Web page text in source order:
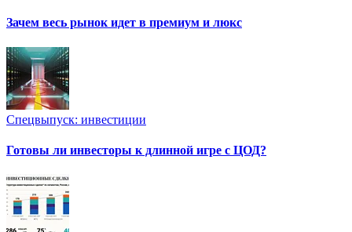
Зачем весь рынок идет в премиум и люкс
Спецвыпуск: инвестиции
Готовы ли инвесторы к длинной игре с ЦОД?